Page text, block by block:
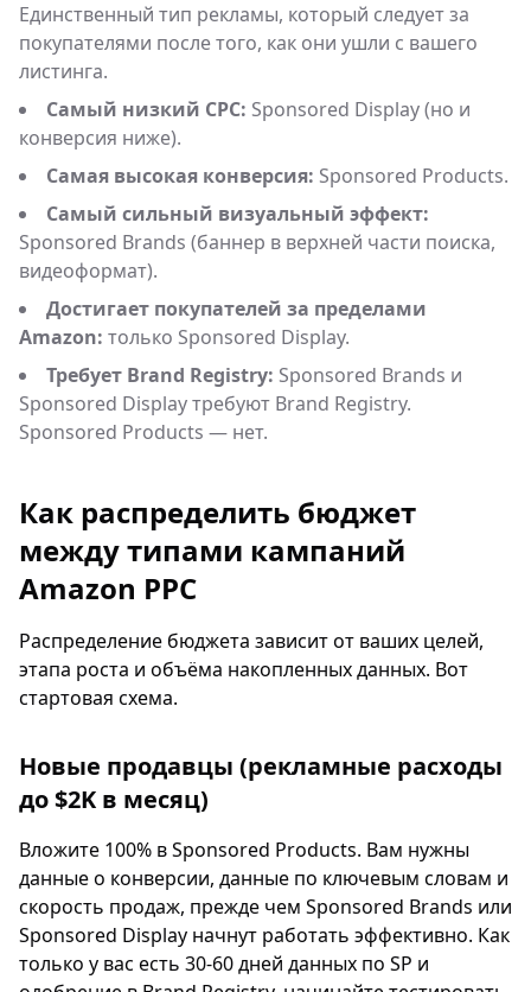
Единственный тип рекламы, который следует за
покупателями после того, как они ушли с вашего
листинга.
Самый низкий CPC: Sponsored Display (но и
конверсия ниже).
Самая высокая конверсия: Sponsored Products.
Самый сильный визуальный эффект:
Sponsored Brands (баннер в верхней части поиска,
видеоформат).
Достигает покупателей за пределами
Amazon: только Sponsored Display.
Требует Brand Registry: Sponsored Brands и
Sponsored Display требуют Brand Registry.
Sponsored Products — нет.
Как распределить бюджет
между типами кампаний
Amazon PPC
Распределение бюджета зависит от ваших целей,
этапа роста и объёма накопленных данных. Вот
стартовая схема.
Новые продавцы (рекламные расходы
до $2K в месяц)
Вложите 100% в Sponsored Products. Вам нужны
данные о конверсии, данные по ключевым словам и
скорость продаж, прежде чем Sponsored Brands или
Sponsored Display начнут работать эффективно. Как
только у вас есть 30-60 дней данных по SP и